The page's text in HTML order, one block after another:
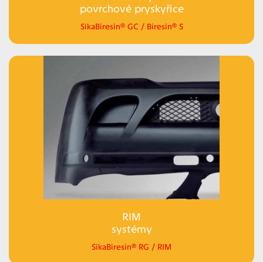
povrchové pryskyřice
SikaBiresin® GC / Biresin® S
RIM
systémy
SikaBiresin® RG / RIM